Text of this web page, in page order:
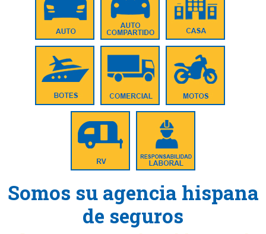
Somos su agencia hispana
de seguros